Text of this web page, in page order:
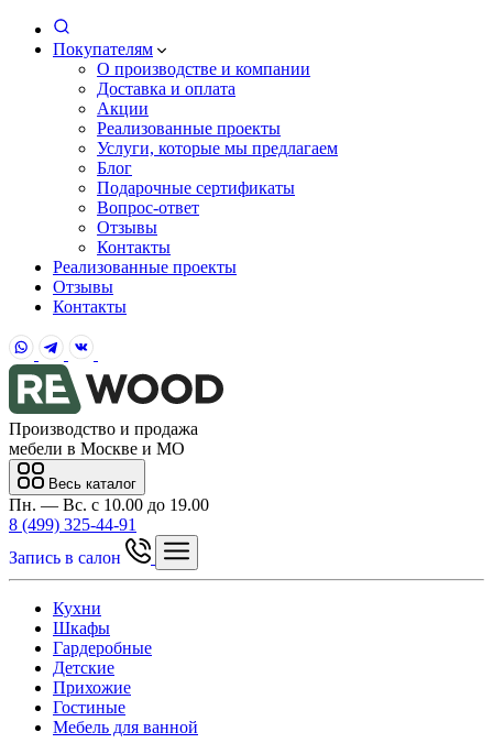
Покупателям
О производстве и компании
Доставка и оплата
Акции
Реализованные проекты
Услуги, которые мы предлагаем
Блог
Подарочные сертификаты
Вопрос-ответ
Отзывы
Контакты
Реализованные проекты
Отзывы
Контакты
Производство и продажа
мебели в Москве и МО
Весь каталог
Пн. — Вс. с 10.00 до 19.00
8 (499) 325-44-91
Запись в салон
Кухни
Шкафы
Гардеробные
Детские
Прихожие
Гостиные
Мебель для ванной